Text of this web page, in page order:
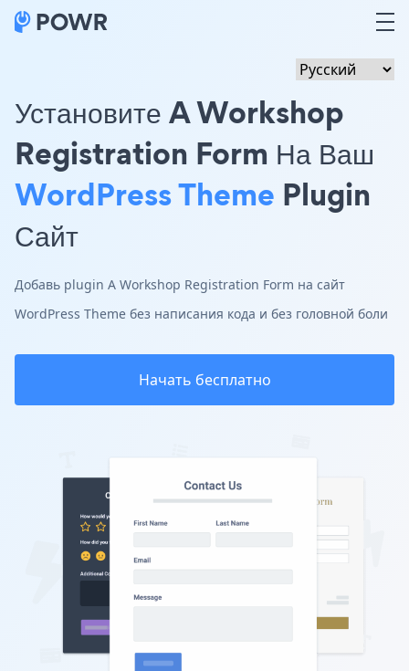
Установите A Workshop
Registration Form На Ваш
WordPress Theme Plugin
Сайт
Добавь plugin A Workshop Registration Form на сайт
WordPress Theme без написания кода и без головной боли
Начать бесплатно